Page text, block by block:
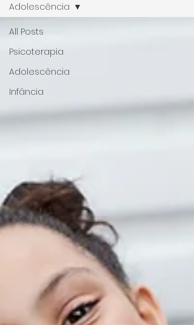
All Posts
Psicoterapia
Adolescência
Infância
Adolescência